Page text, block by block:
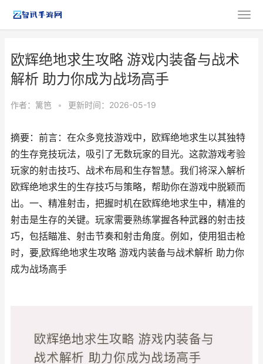
欧辉绝地求生攻略 游戏内装备与战术
解析 助力你成为战场高手
作者： 篱笆 • 更新时间：2026-05-19
摘要：前言：在众多竞技游戏中，欧辉绝地求生以其独特
的生存竞技玩法，吸引了无数玩家的目光。这款游戏考验
玩家的射击技巧、战术布局和生存智慧。我们将深入解析
欧辉绝地求生的生存技巧与策略，帮助你在游戏中脱颖而
出。一、精准射击，把握时机在欧辉绝地求生中，精准的
射击是生存的关键。玩家需要熟练掌握各种武器的射击技
巧，包括瞄准、射击节奏和射击角度。例如，使用狙击枪
时，要,欧辉绝地求生攻略 游戏内装备与战术解析 助力你
成为战场高手